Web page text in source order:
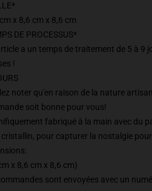
x 8,6 cm x 8,6 cm
DE PROCESSUS*
a un temps de traitement de 5 à 9
!
noter qu'en raison de la nature
soit bonne pour vous!
fabriqué à la main avec du
cristallin, pour capturer la nostalgie
x 8,6 cm x 8,6 cm)
sont envoyées avec un